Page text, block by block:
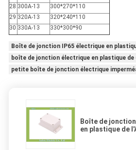
28 300A-13
300*270*110
29 320A-13
320*240*110
30 330A-13 330*300*90
Boîte de jonction IP65 électrique en
boîte de jonction électrique en plastique de
petite boîte de jonction électrique
Boîte de
en plastique de